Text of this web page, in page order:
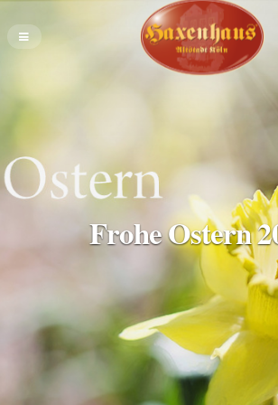
Frohe Ostern